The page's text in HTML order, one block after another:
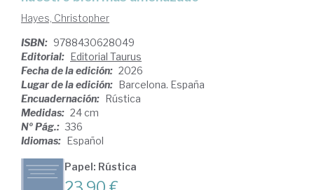
Hayes, Christopher
ISBN: 9788430628049
Editorial: Editorial Taurus
Fecha de la edición: 2026
Lugar de la edición: Barcelona. España
Encuadernación: Rústica
Medidas: 24 cm
Nº Pág.: 336
Idiomas: Español
Papel: Rústica